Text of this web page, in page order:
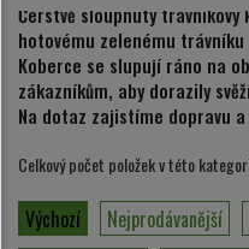
Čerstvě sloupnutý
hotovému zelenému
Koberce se slupují ráno na
zákazníkům, aby dorazily
Na dotaz zajistíme dopravu
Celkový počet položek v této
Výchozí Nejprodávanější